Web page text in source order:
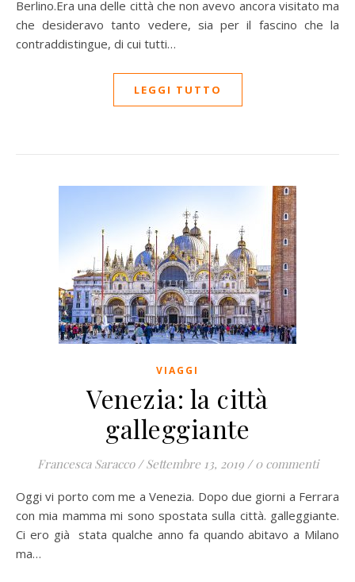
Berlino.Era una delle città che non avevo ancora visitato ma
che desideravo tanto vedere, sia per il fascino che la
contraddistingue, di cui tutti…
LEGGI TUTTO
VIAGGI
Venezia: la città
galleggiante
Francesca Saracco / Settembre 13, 2019 / 0 commenti
Oggi vi porto com me a Venezia. Dopo due giorni a Ferrara
con mia mamma mi sono spostata sulla città. galleggiante.
Ci ero già stata qualche anno fa quando abitavo a Milano
ma…